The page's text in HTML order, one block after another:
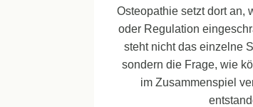
Osteopathie setzt dort an,
oder Regulation
steht nicht das einzelne
sondern die Frage, wie
im Zusammenspiel